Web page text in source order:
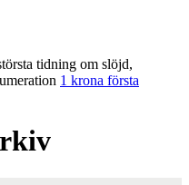
tidning om slöjd,
1 krona första